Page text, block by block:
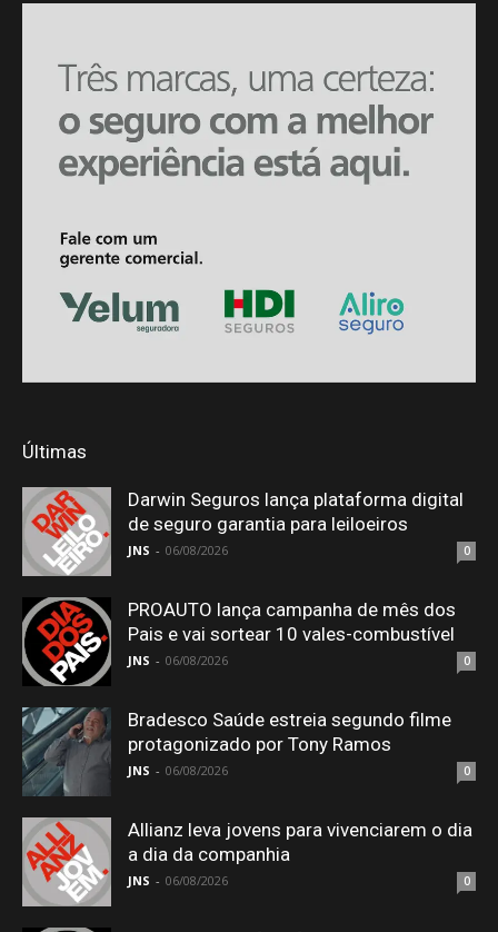
Últimas
Darwin Seguros lança plataforma digital
de seguro garantia para leiloeiros
JNS - 06/08/2026 0
PROAUTO lança campanha de mês dos
Pais e vai sortear 10 vales-combustível
JNS - 06/08/2026 0
Bradesco Saúde estreia segundo filme
protagonizado por Tony Ramos
JNS - 06/08/2026 0
Allianz leva jovens para vivenciarem o dia
a dia da companhia
JNS - 06/08/2026 0